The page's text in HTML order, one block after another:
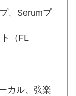
、Serumプ
（FL
カル、弦楽